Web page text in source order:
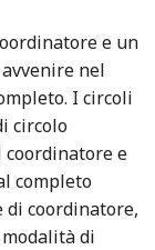
e un
avvenire nel
I circoli
circolo
coordinatore e
completo
coordinatore,
di